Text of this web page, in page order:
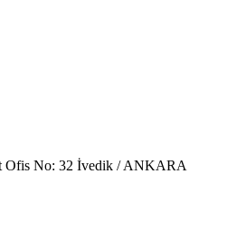
Ofis No: 32 İvedik / ANKARA